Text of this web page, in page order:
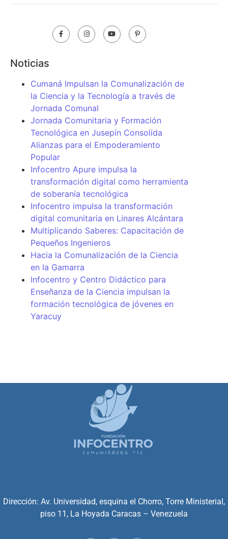
Noticias
Cumaná Impulsan la Comunalización de
la Ciencia y la Tecnología a través de
Jornada Comunal
Jornada Comunitaria y Formación
Tecnológica en Jusepín Consolida
Alianzas para el Empoderamiento
Popular
Infocentro Apure impulsa la
transformación digital como herramienta
de soberanía tecnológica
Infocentro impulsa la transformación
digital comunitaria en Linares Alcántara
Multiplicando Saberes: Capacitación de
Pequeños Ingenieros
Hacia la Comunalización de la Ciencia
en la Gamarra
Infocentro y Centro Didáctico para
Enseñanza de la Ciencia impulsan la
formación tecnológica de jóvenes en
Yaracuy
Dirección: Av. Universidad, esquina el Chorro, Torre Ministerial,
piso 11, La Hoyada Caracas – Venezuela